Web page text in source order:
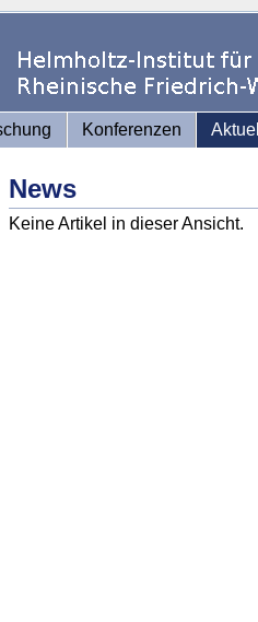
Konferenzen
News
Keine Artikel in dieser Ansicht.